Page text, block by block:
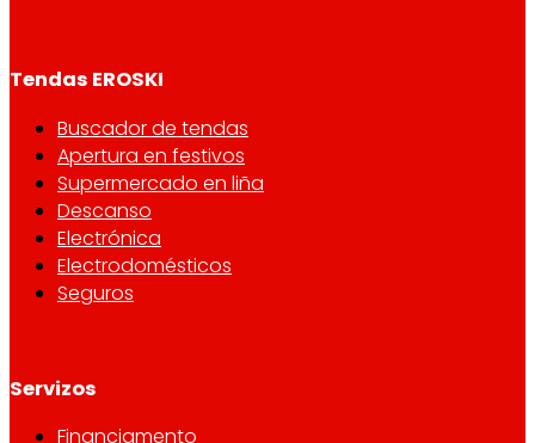
Tendas EROSKI
Buscador de tendas
Apertura en festivos
Supermercado en liña
Descanso
Electrónica
Electrodomésticos
Seguros
Servizos
Financiamento